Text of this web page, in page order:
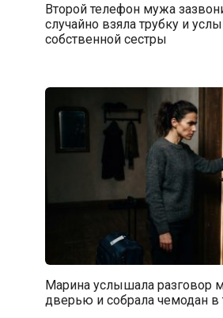
Второй телефон мужа
случайно взяла трубку и
собственной сестры
Марина услышала разговор
дверью и собрала чемодан в